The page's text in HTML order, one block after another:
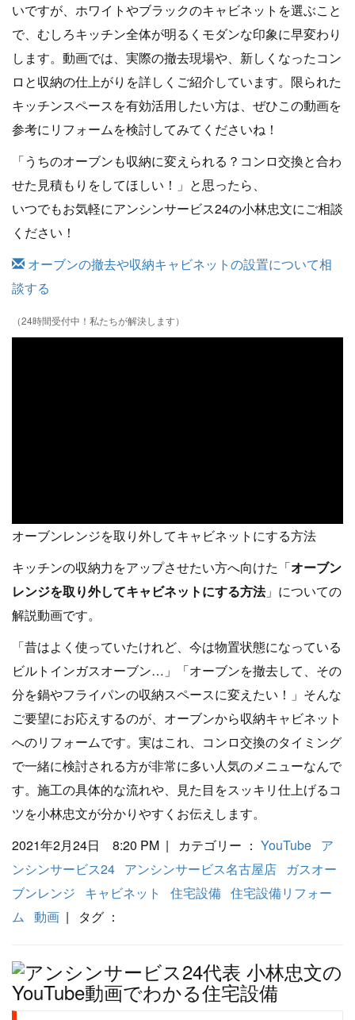
いですが、ホワイトやブラックのキャビネットを選ぶこと
で、むしろキッチン全体が明るくモダンな印象に早変わり
します。動画では、実際の撤去現場や、新しくなったコン
ロと収納の仕上がりを詳しくご紹介しています。限られた
キッチンスペースを有効活用したい方は、ぜひこの動画を
参考にリフォームを検討してみてくださいね！
「うちのオーブンも収納に変えられる？コンロ交換と合わ
せた見積もりをしてほしい！」と思ったら、
いつでもお気軽にアンシンサービス24の小林忠文にご相談
ください！
オーブンの撤去や収納キャビネットの設置について相
談する
（24時間受付中！私たちが解決します）
オーブンレンジを取り外してキャビネットにする方法
キッチンの収納力をアップさせたい方へ向けた「オーブン
レンジを取り外してキャビネットにする方法」についての
解説動画です。
「昔はよく使っていたけれど、今は物置状態になっている
ビルトインガスオーブン…」「オーブンを撤去して、その
分を鍋やフライパンの収納スペースに変えたい！」そんな
ご要望にお応えするのが、オーブンから収納キャビネット
へのリフォームです。実はこれ、コンロ交換のタイミング
で一緒に検討される方が非常に多い人気のメニューなんで
す。施工の具体的な流れや、見た目をスッキリ仕上げるコ
ツを小林忠文が分かりやすくお伝えします。
2021年2月24日 8:20 PM | カテゴリー ： YouTube ア
ンシンサービス24 アンシンサービス名古屋店
ガスオー
ブンレンジ
キャビネット 住宅設備 住宅設備リフォー
ム 動画 | タグ ：